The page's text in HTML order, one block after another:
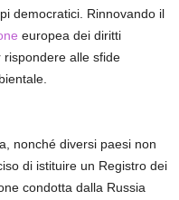
democratici. Rinnovando il
europea dei diritti
rispondere alle sfide
nonché diversi paesi non
di istituire un Registro dei
condotta dalla Russia